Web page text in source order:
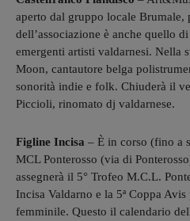
aperto dal gruppo locale Brumale,
dell’associazione è anche quello
emergenti artisti valdarnesi. Nella
Moon, cantautore belga
sonorità indie e folk. Chiuderà il
Piccioli, rinomato dj valdarnese.
Figline Incisa – È in corso (fino a
MCL Ponterosso (via di
assegnerà il 5° Trofeo M.C.L.
Incisa Valdarno e la 5ª Coppa
femminile. Questo il calendario